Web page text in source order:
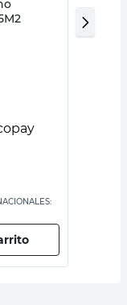
Urben